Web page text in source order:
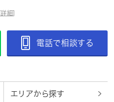
詳細
電話で相談する
エリアから探す